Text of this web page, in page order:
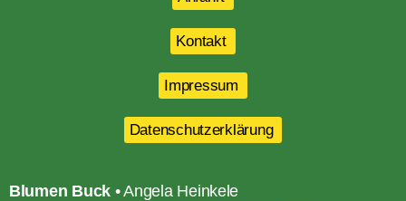
Kontakt
Impressum
Datenschutzerklärung
Blumen Buck • Angela Heinkele